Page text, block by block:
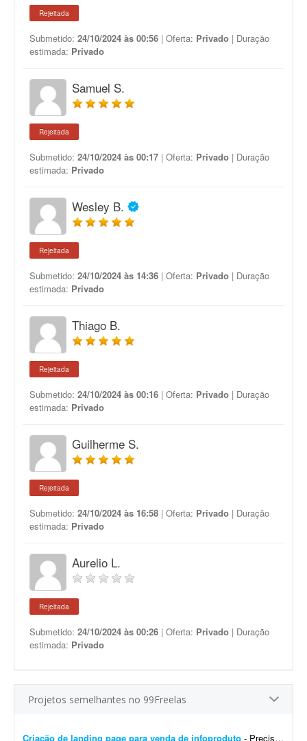
Rejeitada
Submetido: 24/10/2024 às 00:56 | Oferta: Privado | Duração
estimada: Privado
Samuel S.
Rejeitada
Submetido: 24/10/2024 às 00:17 | Oferta: Privado | Duração
estimada: Privado
Wesley B.
Rejeitada
Submetido: 24/10/2024 às 14:36 | Oferta: Privado | Duração
estimada: Privado
Thiago B.
Rejeitada
Submetido: 24/10/2024 às 00:16 | Oferta: Privado | Duração
estimada: Privado
Guilherme S.
Rejeitada
Submetido: 24/10/2024 às 16:58 | Oferta: Privado | Duração
estimada: Privado
Aurelio L.
Rejeitada
Submetido: 24/10/2024 às 00:26 | Oferta: Privado | Duração
estimada: Privado
Projetos semelhantes no 99Freelas
Criação de landing page para venda de infoproduto - Preciso de profissional que crie uma landing page que gere conversão para infoproduto. A página deve ter conteúdo e layout focados em vendas, com elementos que incentivem a con...